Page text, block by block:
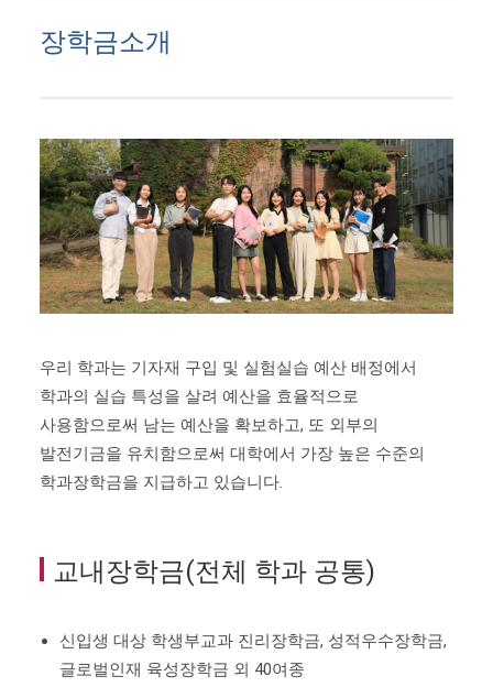
장학금소개
우리 학과는 기자재 구입 및 실험실습 예산 배정에서
학과의 실습 특성을 살려 예산을 효율적으로
사용함으로써 남는 예산을 확보하고, 또 외부의
발전기금을 유치함으로써 대학에서 가장 높은 수준의
학과장학금을 지급하고 있습니다.
교내장학금(전체 학과 공통)
신입생 대상 학생부교과 진리장학금, 성적우수장학금,
글로벌인재 육성장학금 외 40여종